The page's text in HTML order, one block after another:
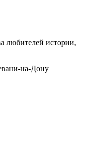
любителей истории,